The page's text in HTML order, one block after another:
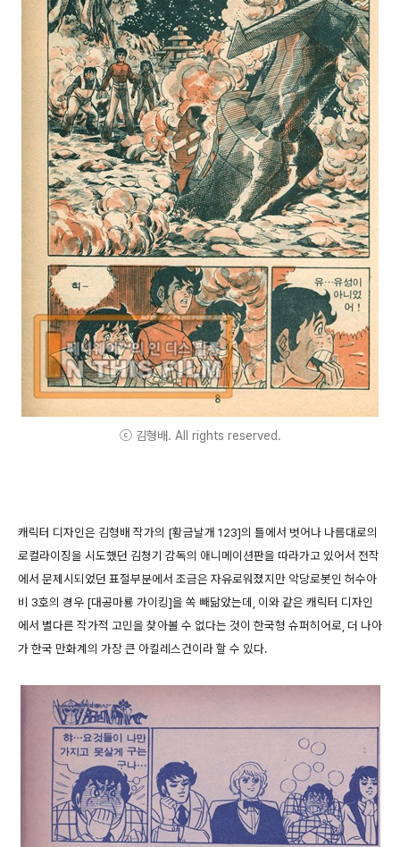
ⓒ 김형배. All rights reserved.
캐릭터 디자인은 김형배 작가의 [황금날개 123]의 틀에서 벗어나 나름대로의
로컬라이징을 시도했던 김청기 감독의 애니메이션판을 따라가고 있어서 전작
에서 문제시되었던 표절부분에서 조금은 자유로워졌지만 악당로봇인 허수아
비 3호의 경우 [대공마룡 가이킹]을 쏙 빼닮았는데, 이와 같은 캐릭터 디자인
에서 별다른 작가적 고민을 찾아볼 수 없다는 것이 한국형 슈퍼히어로, 더 나아
가 한국 만화계의 가장 큰 아킬레스건이라 할 수 있다.